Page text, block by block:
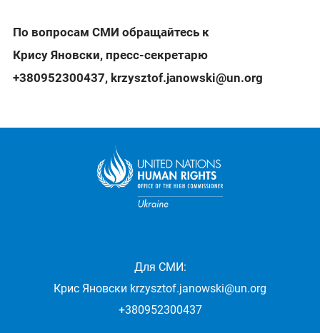
По вопросам СМИ обращайтесь к
Крису Яновски, пресс-секретарю
+380952300437, krzysztof.janowski@un.org
Для СМИ:
Крис Яновски krzysztof.janowski@un.org
+380952300437